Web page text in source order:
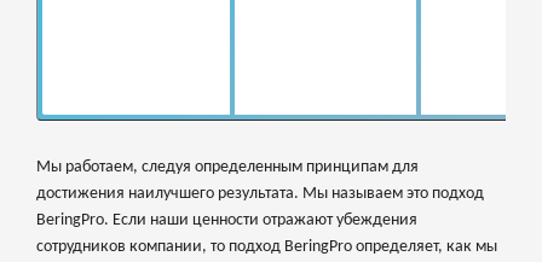
Мы работаем, следуя определенным принципам для
достижения наилучшего результата. Мы называем это подход
BeringPro. Если наши ценности отражают убеждения
сотрудников компании, то подход BeringPro определяет, как мы